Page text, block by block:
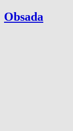
Obsada